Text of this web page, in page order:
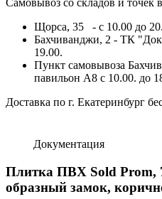
Самовывоз со складов и точек
Щорса, 35 - с 10.00 до
Бахчиванджи, 2 - ТК
19.00.
Пункт самовывоза
павильон А8 с 10.00. до
Доставка по г. Екатеринбург
Документация
Плитка ПВХ Sold Prom,
образный замок,